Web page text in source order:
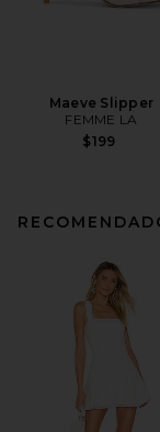
Maeve Slipper
FEMME LA
$199